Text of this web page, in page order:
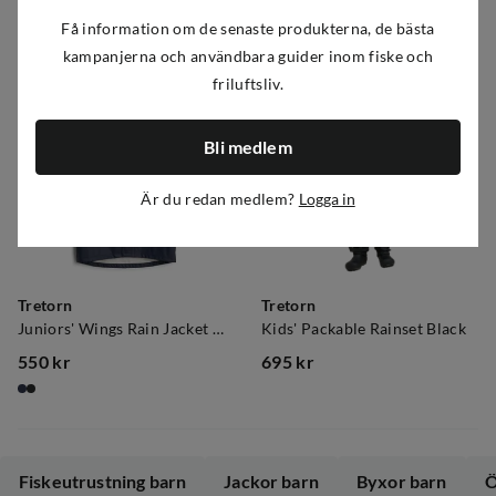
Tretorn
Juniors' Wings Rain Jacket Navy
price
550 kr
Tretorn
Kids' Packable Rainset Black
695 kr
Fiskeutrustning barn Jackor barn Byxor barn
Få information om de senaste produkterna, de bästa
kampanjerna och användbara guider inom fiske och
friluftsliv.
Bli medlem
Är du redan medlem? Logga in